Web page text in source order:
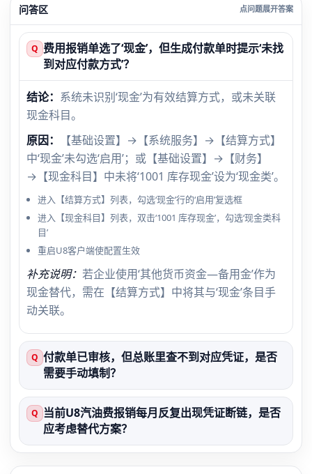
问答区
Q 费用报销单选了‘现金’，但生成付款单时提示‘未找
到对应付款方式’？
结论： 系统未识别‘现金’为有效结算方式，或未关联
现金科目。
原因：
【基础设置】→【系统服务】→【结算方式】
中‘现金’未勾选‘启用’；或【基础设置】→【财务】
→【现金科目】中未将‘1001 库存现金’设为‘现金类’。
进入【结算方式】列表，勾选‘现金’行的‘启用’复选框
进入【现金科目】列表，双击‘1001 库存现金’，勾选‘现金类科
目’
重启U8客户端使配置生效
补充说明： 若企业使用‘其他货币资金—备用金’作为
现金替代，需在【结算方式】中将其与‘现金’条目手
动关联。
Q 付款单已审核，但总账里查不到对应凭证，是否
需要手动填制？
Q 当前U8汽油费报销每月反复出现凭证断链，是否
应考虑替代方案？